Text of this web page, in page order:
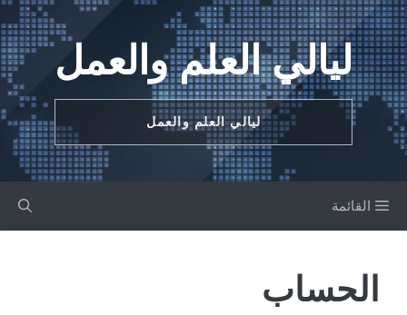
انتقل
إلى
المحتوى ليالي العلم والعمل
ليالي العلم والعمل
القائمة
الحساب